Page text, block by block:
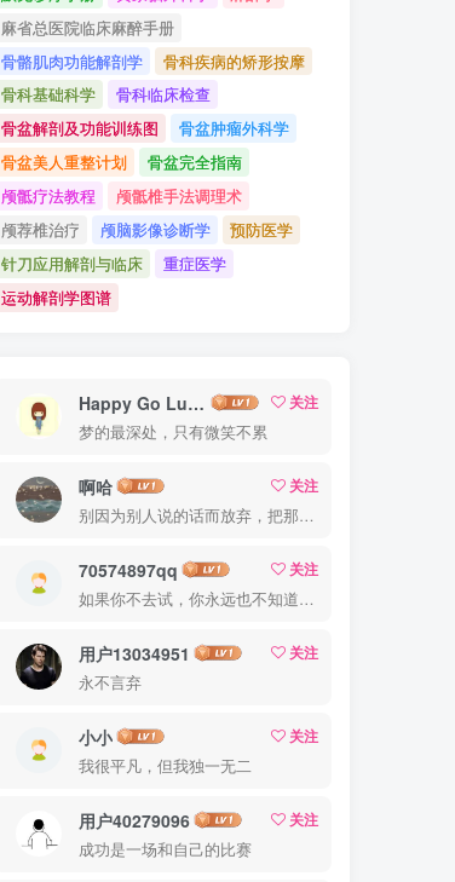
麻省总医院临床麻醉手册
骨骼肌肉功能解剖学
骨科疾病的矫形按摩
骨科基础科学
骨科临床检查
骨盆解剖及功能训练图
骨盆肿瘤外科学
骨盆美人重整计划
骨盆完全指南
颅骶疗法教程
颅骶椎手法调理术
颅荐椎治疗
颅脑影像诊断学
预防医学
针刀应用解剖与临床
重症医学
运动解剖学图谱
Happy Go Lucky
关注
梦的最深处，只有微笑不累
啊哈
关注
别因为别人说的话而放弃，把那些话当做加倍努力的动力
70574897qq
关注
如果你不去试，你永远也不知道结果，所以去试试吧
用户13034951
关注
永不言弃
小小
关注
我很平凡，但我独一无二
用户40279096
关注
成功是一场和自己的比赛